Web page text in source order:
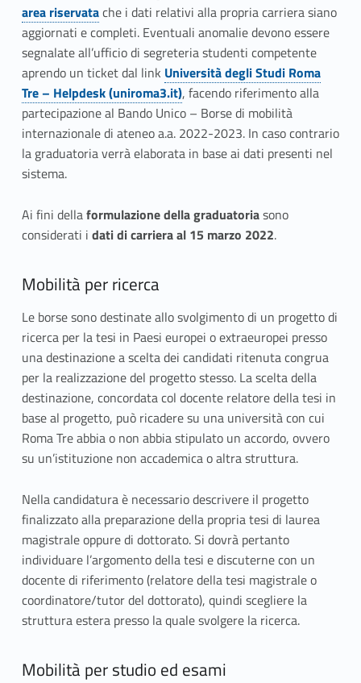
area riservatache i dati relativi alla propria carriera siano
aggiornati e completi. Eventuali anomalie devono essere
segnalate all’ufficio di segreteria studenti competente
aprendo un ticket dal link Università degli Studi Roma
Tre – Helpdesk (uniroma3.it), facendo riferimento alla
partecipazione al Bando Unico – Borse di mobilità
internazionale di ateneo a.a. 2022-2023. In caso contrario
la graduatoria verrà elaborata in base ai dati presenti nel
sistema.
Ai fini dellaformulazione della graduatoriasono
considerati i dati di carriera al 15 marzo 2022.
Mobilità per ricerca
Le borse sono destinate allo svolgimento di un progetto di
ricerca per la tesi in Paesi europei o extraeuropei presso
una destinazione a scelta dei candidati ritenuta congrua
per la realizzazione del progetto stesso. La scelta della
destinazione, concordata col docente relatore della tesi in
base al progetto, può ricadere su una università con cui
Roma Tre abbia o non abbia stipulato un accordo, ovvero
su un’istituzione non accademica o altra struttura.
Nella candidatura è necessario descrivere il progetto
finalizzato alla preparazione della propria tesi di laurea
magistrale oppure di dottorato. Si dovrà pertanto
individuare l’argomento della tesi e discuterne con un
docente di riferimento (relatore della tesi magistrale o
coordinatore/tutor del dottorato), quindi scegliere la
struttura estera presso la quale svolgere la ricerca.
Mobilità per studio ed esami